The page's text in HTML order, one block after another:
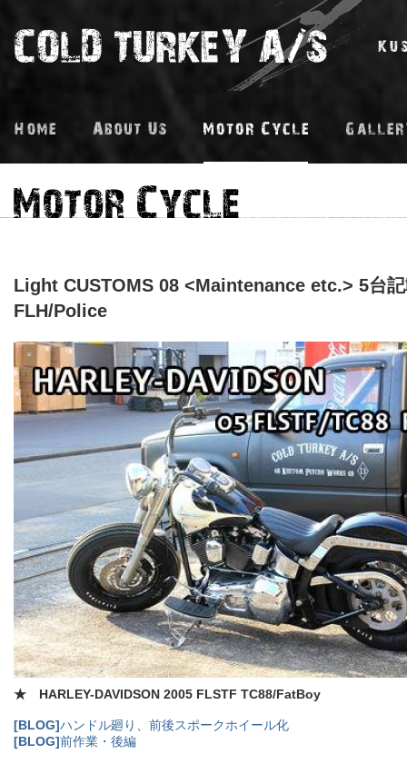
Light CUSTOMS 08 <Maintenance etc.> 5台
FLH/Police
★ HARLEY-DAVIDSON 2005 FLSTF TC88/FatBoy
[BLOG]ハンドル廻り、前後スポークホイール化
[BLOG]前作業・後編